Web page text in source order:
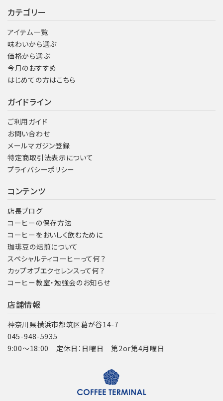
カテゴリー
アイテム一覧
味わいから選ぶ
価格から選ぶ
今月のおすすめ
はじめての方はこちら
ガイドライン
ご利用ガイド
お問い合わせ
メールマガジン登録
特定商取引法表示について
プライバシーポリシー
コンテンツ
店長ブログ
コーヒーの保存方法
コーヒーをおいしく飲むために
珈琲豆の焙煎について
スペシャルティコーヒーって何？
カップオブエクセレンスって何？
コーヒー教室・勉強会のお知らせ
店舗情報
神奈川県横浜市都筑区葛が谷14-7
045-948-5935
9:00～18:00 定休日：日曜日 第2or第4月曜日